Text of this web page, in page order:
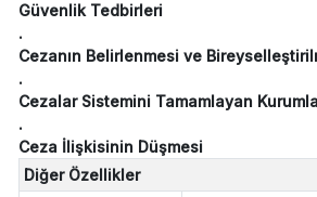
Güvenlik Tedbirleri
.
Cezanın Belirlenmesi ve
.
Cezalar Sistemini Tamamlayan
.
Ceza İlişkisinin Düşmesi
Diğer Özellikler